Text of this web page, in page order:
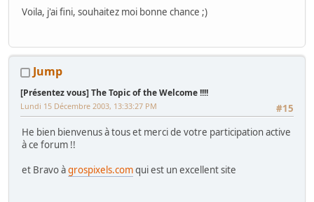
Voila, j'ai fini, souhaitez moi bonne chance ;)
Jump
[Présentez vous] The Topic of the Welcome !!!!
#15
Lundi 15 Décembre 2003, 13:33:27 PM
He bien bienvenus à tous et merci de votre participation active
à ce forum !!
et Bravo àgrospixels.comqui est un excellent site